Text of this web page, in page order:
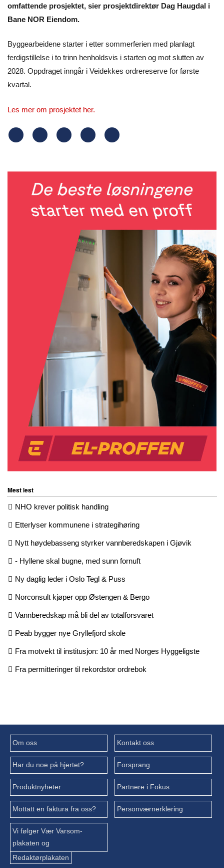
omfattende prosjektet, sier prosjektdirektør Dag Haugdal i
Bane NOR Eiendom.
Byggearbeidene starter i etter sommerferien med planlagt
ferdigstillelse i to trinn henholdsvis i starten og mot slutten av
2028. Oppdraget inngår i Veidekkes ordrereserve for første
kvartal.
Les mer om prosjektet her.
Mest lest
NHO krever politisk handling
Etterlyser kommunene i strategihøring
Nytt høydebasseng styrker vannberedskapen i Gjøvik
- Hyllene skal bugne, med sunn fornuft
Ny daglig leder i Oslo Tegl & Puss
Norconsult kjøper opp Østengen & Bergo
Vannberedskap må bli del av totalforsvaret
Peab bygger nye Gryllefjord skole
Fra motvekt til institusjon: 10 år med Norges Hyggeligste
Fra permitteringer til rekordstor ordrebok
Om oss Kontakt oss
Har du noe på hjertet? Forsprang
Produktnyheter Partnere i Fokus
Mottatt en faktura fra oss? Personværnerklering
Vi følger Vær Varsom-
plakaten og
Redaktørplakaten